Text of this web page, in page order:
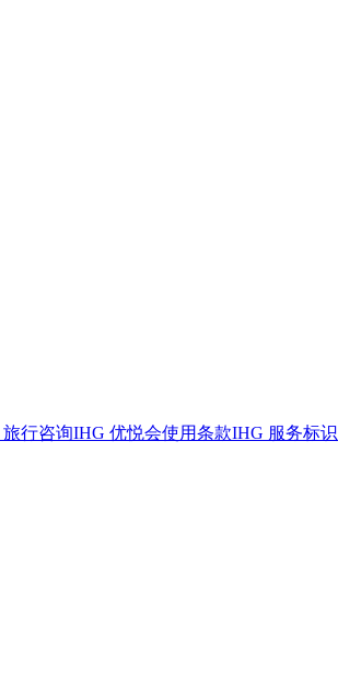
旅行咨询IHG 优悦会使用条款IHG 服务标识